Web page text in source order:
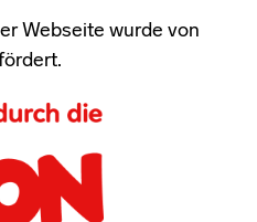
Webseite wurde von